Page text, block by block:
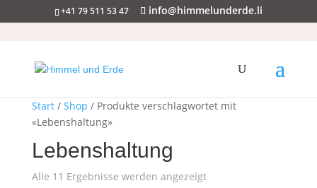
+41 79 511 53 47 info@himmelunderde.li
Start/ Shop / Produkte verschlagwortet mit
«Lebenshaltung»
Lebenshaltung
Alle 11 Ergebnisse werden angezeigt